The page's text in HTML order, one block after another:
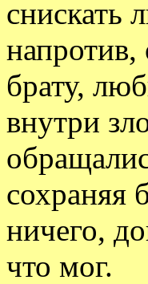
снискать
брату,
внутри
сохраняя
ничего,
что мог.